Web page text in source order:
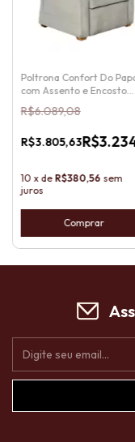
OFF
Poltrona Confort Do
com Assento e Encosto
Reclinável e Bolso Lateral
R$6.089,08
R$3.805,63
10 x de R$380,56 sem
juros